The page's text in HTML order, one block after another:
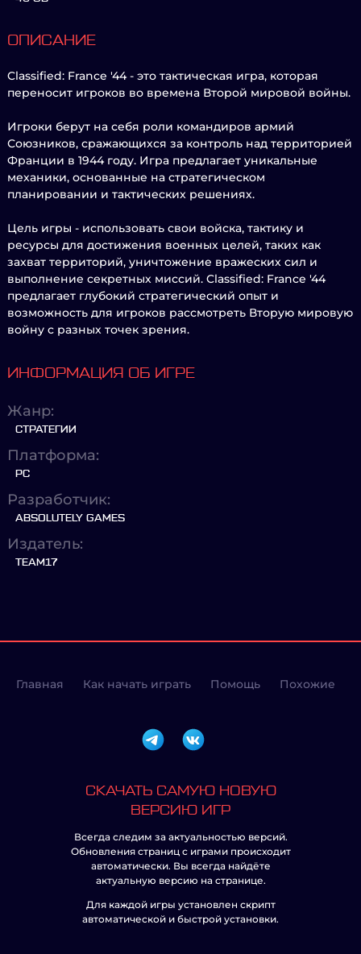
ОПИСАНИЕ
Classified: France '44 - это тактическая игра, которая
переносит игроков во времена Второй мировой войны.
Игроки берут на себя роли командиров армий
Союзников, сражающихся за контроль над территорией
Франции в 1944 году. Игра предлагает уникальные
механики, основанные на стратегическом
планировании и тактических решениях.
Цель игры - использовать свои войска, тактику и
ресурсы для достижения военных целей, таких как
захват территорий, уничтожение вражеских сил и
выполнение секретных миссий. Classified: France '44
предлагает глубокий стратегический опыт и
возможность для игроков рассмотреть Вторую мировую
войну с разных точек зрения.
ИНФОРМАЦИЯ ОБ ИГРЕ
Жанр:
СТРАТЕГИИ
Платформа:
PC
Разработчик:
ABSOLUTELY GAMES
Издатель:
TEAM17
Главная Как начать играть Помощь Похожие
СКАЧАТЬ САМУЮ НОВУЮ
ВЕРСИЮ ИГР
Всегда следим за актуальностью версий.
Обновления страниц с играми происходит
автоматически. Вы всегда найдёте
актуальную версию на странице.
Для каждой игры установлен скрипт
автоматической и быстрой установки.